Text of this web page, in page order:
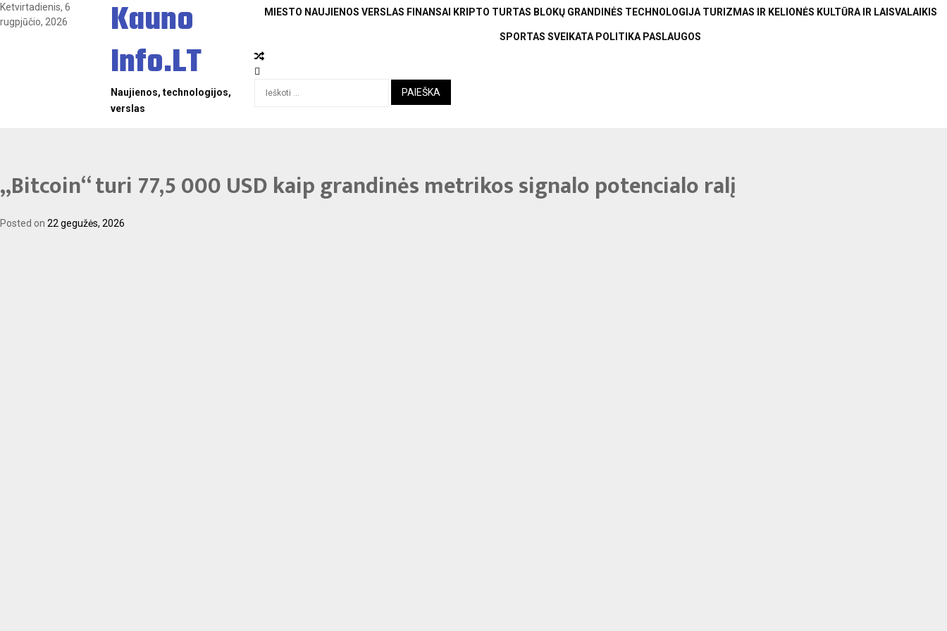
Skip
to
Ketvirtadienis, 6
rugpjūčio, 2026
Kauno
Info.LT
Naujienos, technologijos,
verslas
MIESTO NAUJIENOS VERSLAS FINANSAI KRIPTO TURTAS BLOKŲ GRANDINĖS TECHNOLOGIJA TURIZMAS IR KELIONĖS KULTŪRA IR LAISVALAIKIS
SPORTAS SVEIKATA POLITIKA PASLAUGOS
„Bitcoin“ turi 77,5 000 USD kaip grandinės metrikos signalo potencialo ralį
Posted on 22 gegužės, 2026